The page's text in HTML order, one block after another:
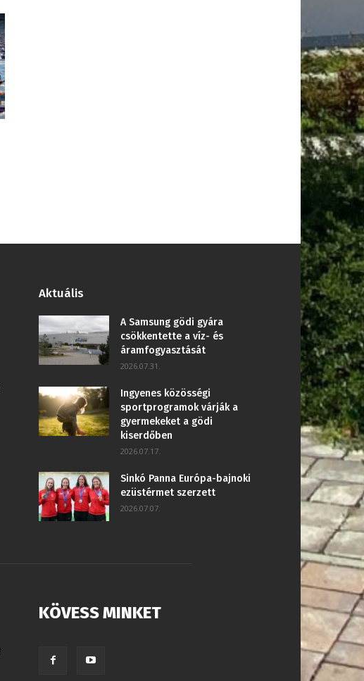
Aktuális
A Samsung gödi gyára
csökkentette a víz- és
áramfogyasztását
2026.07.31.
Ingyenes közösségi
sportprogramok várják a
gyermekeket a gödi
kiserdőben
2026.07.17.
Sinkó Panna Európa-bajnoki
ezüstérmet szerzett
2026.07.07.
KÖVESS MINKET